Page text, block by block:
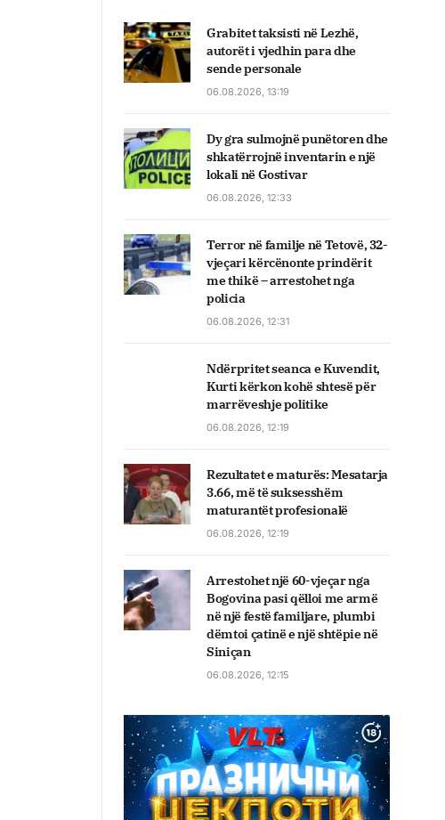
Grabitet taksisti në Lezhë,
autorët i vjedhin para dhe
sende personale
06.08.2026, 13:19
Dy gra sulmojnë punëtoren dhe
shkatërrojnë inventarin e një
lokali në Gostivar
06.08.2026, 12:33
Terror në familje në Tetovë, 32-
vjeçari kërcënonte prindërit
me thikë – arrestohet nga
policia
06.08.2026, 12:31
Ndërpritet seanca e Kuvendit,
Kurti kërkon kohë shtesë për
marrëveshje politike
06.08.2026, 12:19
Rezultatet e maturës: Mesatarja
3.66, më të suksesshëm
maturantët profesionalë
06.08.2026, 12:19
Arrestohet një 60-vjeçar nga
Bogovina pasi qëlloi me armë
në një festë familjare, plumbi
dëmtoi çatinë e një shtëpie në
Siniçan
06.08.2026, 12:15